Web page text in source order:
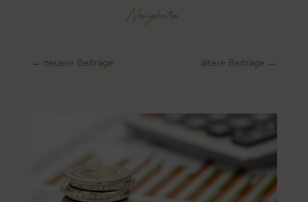
Neuigkeiten
← neuere Beiträge ältere Beiträge →